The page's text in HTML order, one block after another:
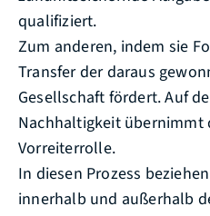
qualifiziert.
Zum anderen, indem sie
Transfer der daraus
Gesellschaft fördert. Auf
Nachhaltigkeit übernimmt
Vorreiterrolle.
In diesen Prozess
innerhalb und außerhalb